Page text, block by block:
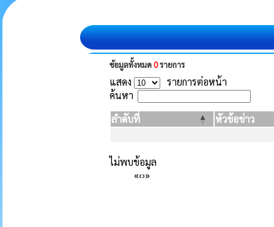
ข้อมูลทั้งหมด0รายการ
แสดง
รายการต่อหน้า
ค้นหา
ลำดับที่
หัวข้อข่าว
ไม่พบข้อมูล
«‹›»